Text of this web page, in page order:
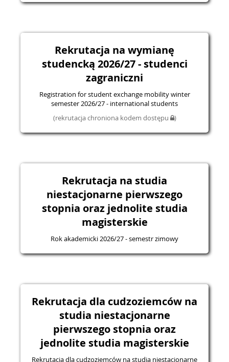
Rekrutacja na wymianę
studencką 2026/27 - studenci
zagraniczni
Registration for student exchange mobility winter
semester 2026/27 - international students
(rekrutacja chroniona kodem dostępu
)
Rekrutacja na studia
niestacjonarne pierwszego
stopnia oraz jednolite studia
magisterskie
Rok akademicki 2026/27 - semestr zimowy
Rekrutacja dla cudzoziemców na
studia niestacjonarne
pierwszego stopnia oraz
jednolite studia magisterskie
Rekrutacja dla cudzoziemców na studia niestacjonarne